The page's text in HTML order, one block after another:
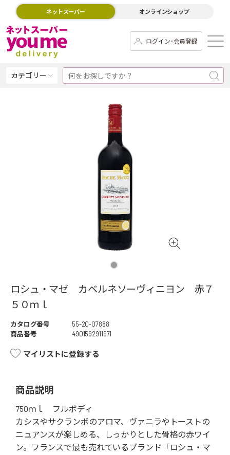
ネットスーパー オンラインショップ
ログイン･会員登録
カテゴリー
ロシュ・マゼ カベルネソーヴィニヨン 赤７
５０ｍｌ
カタログ番号
55-20-07888
商品番号
4901592911971
マイリストに登録する
商品説明
750ｍｌ フルボディ
カシスやサクランボのアロマ、ヴァニラやトーストの
ニュアンスが楽しめる、しっかりとした骨格の赤ワイ
ン。フランスで最も売れているブランド「ロシュ・マ